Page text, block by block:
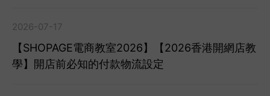
2026-07-17
【SHOPAGE電商教室2026】【2026香港開網店教
學】開店前必知的付款物流設定